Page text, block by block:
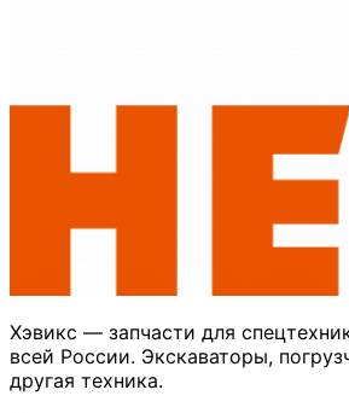
Хэвикс — запчасти для
всей России. Экскаваторы,
другая техника.